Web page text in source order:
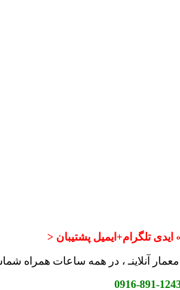
ایدی تلگرام+ایمیل پشتیبان <
آنلاینـ ، در همه ساعات همراه